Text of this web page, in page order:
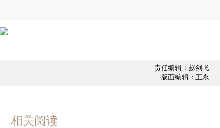
责任编辑：赵剑飞
版面编辑：王永
相关阅读